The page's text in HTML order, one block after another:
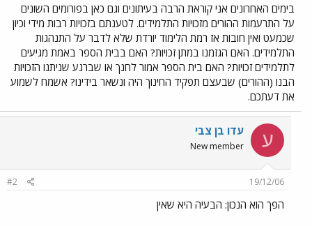
בימים האחרונים אני קוראת הרבה בעיתונים וגם כאן בפורומים השונים
על התרעמות ההורים מזכויות התלמידים. לטענתם בזכויות רבות מידי וכיון
שכמעט ואין חובות אז רמת הלימוד יורדת שלא לדבר על התנהגות
התלמידים. האם הגזמנו במתן זכויות? האם בבית הספר באמת מגיעים
לתלמידים זכויות? האם בית הספר אמור לחנך או שברגע שניתנו הזכויות
הבנו (ההורים) שבעצם תפקיד החינוך היה ונשאר בידינו? אשמח לשמוע
את דעתכם.
ע עדו בן צבי
New member
19/12/06
#2
הפך הוא הנכון: הבעיה היא שאין